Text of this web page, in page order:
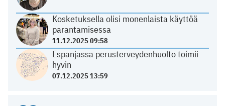
Kosketuksella olisi monenlaista käyttöä
parantamisessa
11.12.2025 09:58
Espanjassa perusterveydenhuolto toimii
hyvin
07.12.2025 13:59